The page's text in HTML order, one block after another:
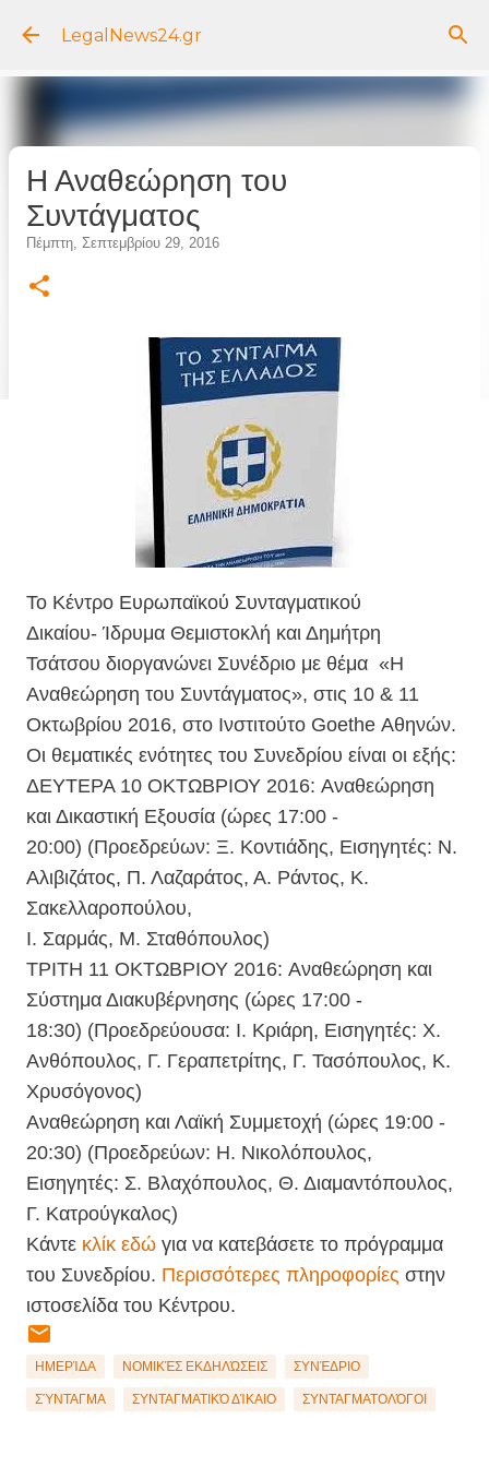
Μετάβαση στο κύριο περιεχόμενο
LegalNews24.gr
Η Αναθεώρηση του
Συντάγματος
Πέμπτη, Σεπτεμβρίου 29, 2016
Το Κέντρο Ευρωπαϊκού Συνταγματικού
Δικαίου- Ίδρυμα Θεμιστοκλή και Δημήτρη
Τσάτσου διοργανώνει Συνέδριο με θέμα «Η
Αναθεώρηση του Συντάγματος», στις 10 & 11
Οκτωβρίου 2016, στο Ινστιτούτο Goethe Αθηνών.
Οι θεματικές ενότητες του Συνεδρίου είναι οι εξής:
ΔΕΥΤΕΡΑ 10 ΟΚΤΩΒΡΙΟΥ 2016: Αναθεώρηση
και Δικαστική Εξουσία (ώρες 17:00 -
20:00) (Προεδρεύων: Ξ. Κοντιάδης, Εισηγητές: Ν.
Αλιβιζάτος, Π. Λαζαράτος, Α. Ράντος, Κ.
Σακελλαροπούλου,
Ι. Σαρμάς, Μ. Σταθόπουλος)
ΤΡΙΤΗ 11 ΟΚΤΩΒΡΙΟΥ 2016: Αναθεώρηση και
Σύστημα Διακυβέρνησης (ώρες 17:00 -
18:30) (Προεδρεύουσα: Ι. Κριάρη, Εισηγητές: Χ.
Ανθόπουλος, Γ. Γεραπετρίτης, Γ. Τασόπουλος, Κ.
Χρυσόγονος)
Αναθεώρηση και Λαϊκή Συμμετοχή (ώρες 19:00 -
20:30) (Προεδρεύων: Η. Νικολόπουλος,
Εισηγητές: Σ. Βλαχόπουλος, Θ. Διαμαντόπουλος,
Γ. Κατρούγκαλος)
Κάντε κλίκ εδώ για να κατεβάσετε το πρόγραμμα
του Συνεδρίου. Περισσότερες πληροφορίες στην
ιστοσελίδα του Κέντρου.
ΗΜΕΡΊΔΑ ΝΟΜΙΚΈΣ ΕΚΔΗΛΏΣΕΙΣ ΣΥΝΈΔΡΙΟ
ΣΎΝΤΑΓΜΑ ΣΥΝΤΑΓΜΑΤΙΚΌ ΔΊΚΑΙΟ ΣΥΝΤΑΓΜΑΤΟΛΌΓΟΙ